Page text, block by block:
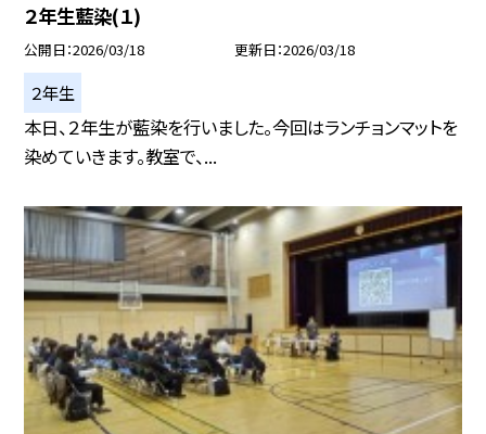
２年生藍染(１)
公開日 2026/03/18 更新日 2026/03/18
２年生
本日、２年生が藍染を行いました。今回はランチョンマットを
染めていきます。教室で、...